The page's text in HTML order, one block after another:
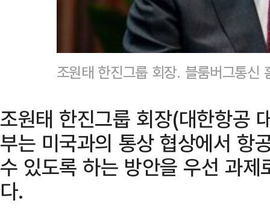
조원태 한진그룹 회장. 블룸버그통신
조원태 한진그룹 회장(대한항공
부는 미국과의 통상 협상에서 항
수 있도록 하는 방안을 우선 과
다.